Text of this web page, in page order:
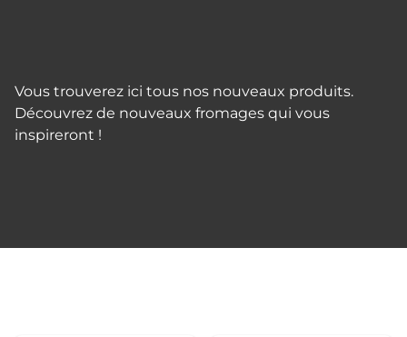
Vous trouverez ici tous nos nouveaux produits.
Découvrez de nouveaux fromages qui vous
inspireront !